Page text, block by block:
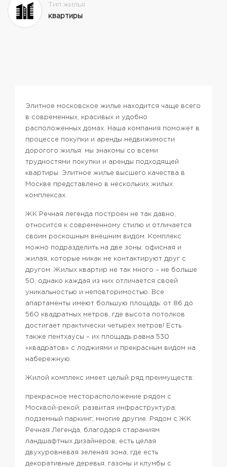
Тип жилья
квартиры
Элитное московское жилье находится чаще всего
в современных, красивых и удобно
расположенных домах. Наша компания поможет в
процессе покупки и аренды недвижимости
дорогого жилья: мы знакомы со всеми
трудностями покупки и аренды подходящей
квартиры. Элитное жилье высшего качества в
Москве представлено в нескольких жилых
комплексах.
ЖК Речная легенда построен не так давно,
относится к современному стилю и отличается
своим роскошным внешним видом. Комплекс
можно подразделить на две зоны: офисная и
жилая, которые никак не контактируют друг с
другом. Жилых квартир не так много – не больше
50, однако каждая из них отличается своей
уникальностью и неповторимостью. Все
апартаменты имеют большую площадь: от 86 до
560 квадратных метров, где высота потолков
достигает практически четырех метров! Есть
также пентхаусы – их площадь равна 530
«квадратов» с лоджиями и прекрасным видом на
набережную.
Жилой комплекс имеет целый ряд преимуществ:
прекрасное месторасположение рядом с
Москвой-рекой; развитая инфраструктура;
подземный паркинг; многие другие.
Рядом с ЖК
Речная Легенда, благодаря стараниям
ландшафтных дизайнеров, есть целая
двухуровневая зеленая зона, где есть
декоративные деревья, газоны и клумбы с